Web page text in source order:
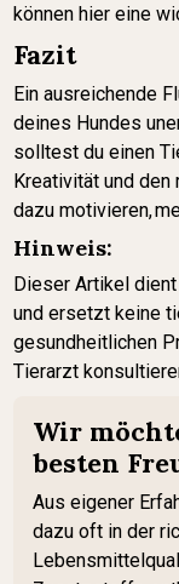
können hier eine
Fazit
Ein ausreichende
deines Hundes
solltest du einen
Kreativität und den
dazu motivieren,
Hinweis:
Dieser Artikel
und ersetzt keine
gesundheitlichen
Tierarzt
Wir
besten
Aus eigener
dazu oft in der